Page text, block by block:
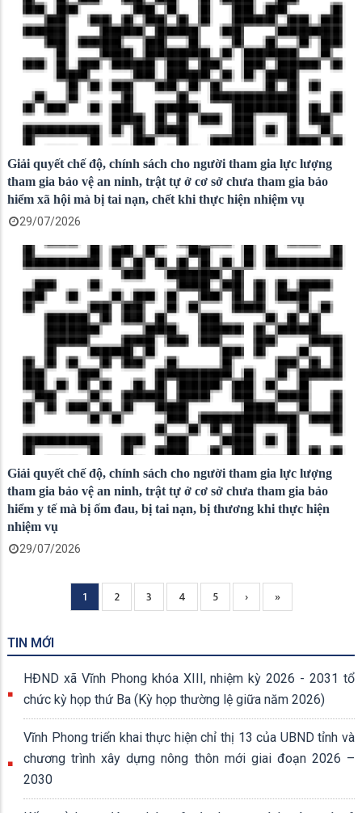
Giải quyết chế độ, chính sách cho người tham gia lực lượng
tham gia bảo vệ an ninh, trật tự ở cơ sở chưa tham gia bảo
hiểm xã hội mà bị tai nạn, chết khi thực hiện nhiệm vụ
29/07/2026
Giải quyết chế độ, chính sách cho người tham gia lực lượng
tham gia bảo vệ an ninh, trật tự ở cơ sở chưa tham gia bảo
hiểm y tế mà bị ốm đau, bị tai nạn, bị thương khi thực hiện
nhiệm vụ
29/07/2026
Current
page
1 Page
2 Page
3 Page
4 Page
5
Next
page
›
Trang
cuối
»
TIN MỚI
HĐND xã Vĩnh Phong khóa XIII, nhiệm kỳ 2026 - 2031 tổ
chức kỳ họp thứ Ba (Kỳ họp thường lệ giữa năm 2026)
Vĩnh Phong triển khai thực hiện chỉ thị 13 của UBND tỉnh và
chương trình xây dựng nông thôn mới giai đoạn 2026 –
2030